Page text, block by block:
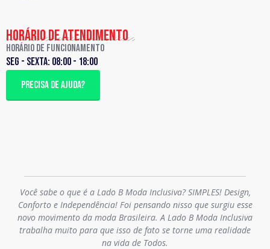
HORÁRIO DE ATENDIMENTO
Horário de Funcionamento
Seg - sexta: 08:00 - 18:00
PRECISA DE AJUDA?
Você sabe o que é a Lado B Moda Inclusiva? SIMPLES! Design,
Conforto e Independência! Foi pensando nisso que surgiu esse
novo movimento da moda Brasileira. A Lado B Moda Inclusiva
trabalha muito para que isso de fato se torne uma realidade
na vida de Todos.